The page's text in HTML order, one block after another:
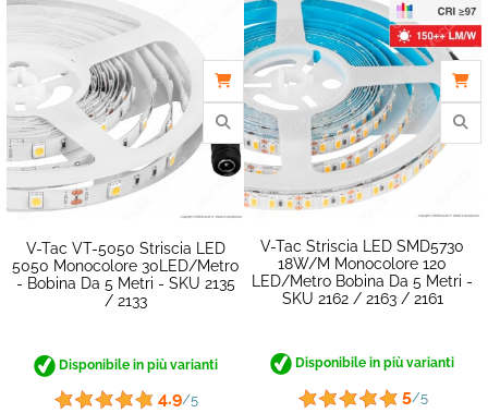
favorite_border
V-Tac VT-5050 Striscia LED
5050 Monocolore 30LED/metro
- Bobina Da 5 Metri - SKU 2135
/ 2133
Disponibile in più varianti
4.9/5
V-Tac Striscia LED SMD5730
18W/m Monocolore 120
LED/metro Bobina Da 5 Metri -
SKU 2162 / 2163 / 2161
Disponibile in più varianti
5/5